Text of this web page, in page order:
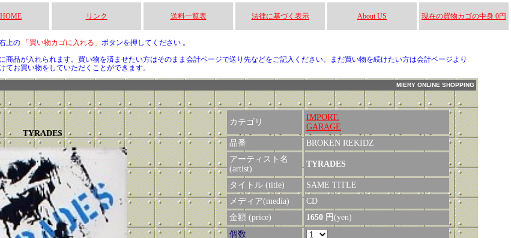
HOME リンク 送料一覧表 法律に基づく表示 About US 現在の買物カゴの中身 0円
上の 「買い物カゴに入れる」 ボタンを押してください 。
商品が入れられます。買い物を済ませたい方はそのまま会計ページで送り先などをご記入ください。まだ買い物を続けたい方は会計ページより
てお買い物をしていただくことができます。
MIERY ONLINE SHOPPING
TYRADES
カテゴリ
IMPORT:
GARAGE
品番
BROKEN REKIDZ
アーティスト名
(artist)
TYRADES
タイトル (title)
SAME TITLE
メディア(media)
CD
金額 (price)
1650 円(yen)
個数